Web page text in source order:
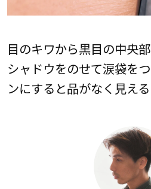
目のキワから黒目の中央
シャドウをのせて涙袋を
ンにすると品がなく見える